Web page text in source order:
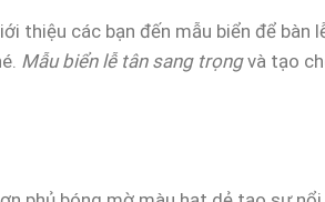
thiệu các bạn đến mẫu biển để
Mẫu biển lễ tân sang trọngvà tạo